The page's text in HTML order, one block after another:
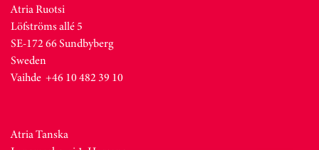
Atria Ruotsi
Löfströms allé 5
SE-172 66 Sundbyberg
Sweden
Vaihde +46 10 482 39 10
Atria Tanska